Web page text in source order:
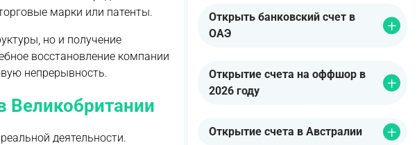
марки или патенты.
но и получение
восстановление компании
непрерывность.
Великобритании
деятельности.
Открыть банковский счет в
ОАЭ
Открытие счета на оффшор в
2026 году
Открытие счета в Австралии